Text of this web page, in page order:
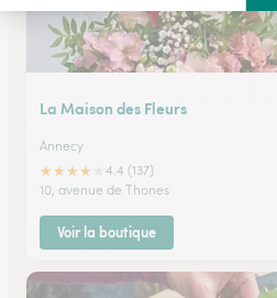
La Maison des Fleurs
Annecy
★★★★
4.4 (137)
10, avenue de Thones
Voir la boutique